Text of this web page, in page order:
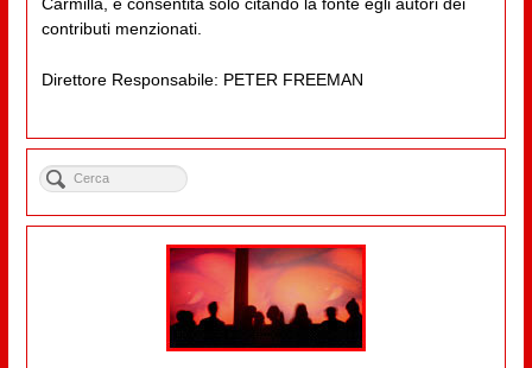
contributi menzionati.
Direttore Responsabile: PETER FREEMAN